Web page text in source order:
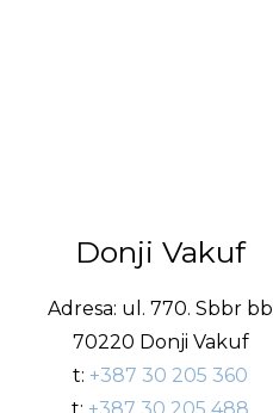
Donji Vakuf
Adresa: ul. 770. Sbbr bb
70220 Donji Vakuf
t: +387 30 205 360